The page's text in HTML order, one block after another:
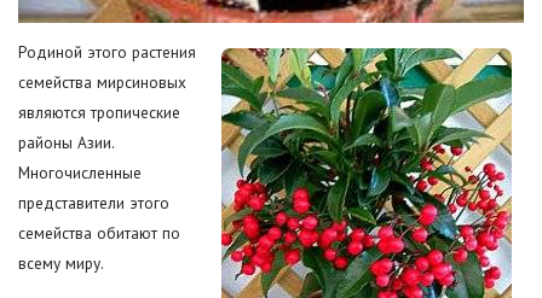
Родиной этого растения
семейства мирсиновых
являются тропические
районы Азии.
Многочисленные
представители этого
семейства обитают по
всему миру.